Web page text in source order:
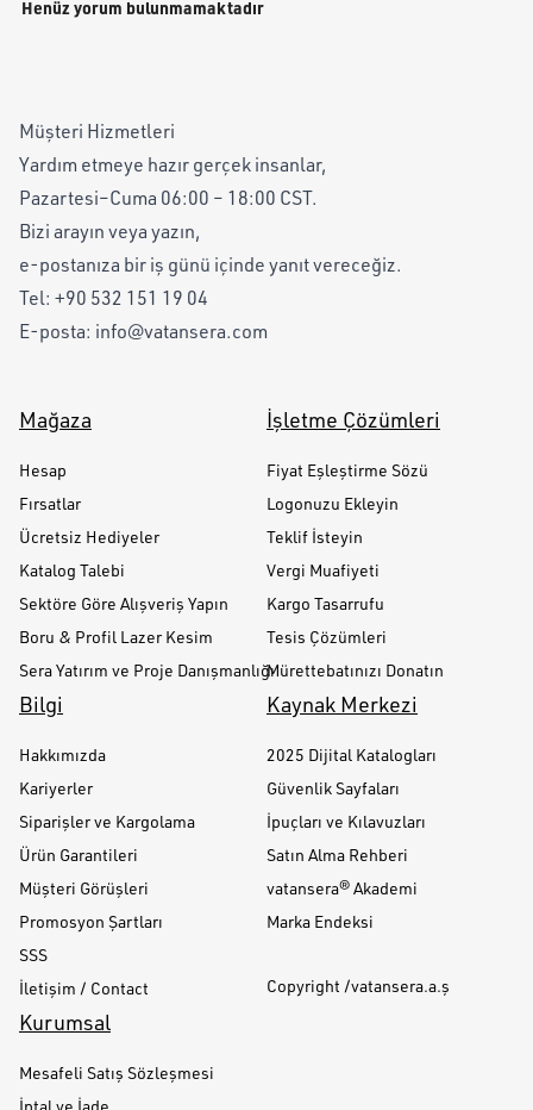
Henüz yorum bulunmamaktadır
Müşteri Hizmetleri
Yardım etmeye hazır gerçek insanlar,
Pazartesi–Cuma 06:00 – 18:00 CST.
Bizi arayın veya yazın,
e-postanıza bir iş günü içinde yanıt vereceğiz.
Tel: +90 532 151 19 04
E-posta: info@vatansera.com
Mağaza
Hesap
Fırsatlar
Ücretsiz Hediyeler
Katalog Talebi
Sektöre Göre Alışveriş Yapın
Boru & Profil Lazer Kesim
Sera Yatırım ve Proje Danışmanlığı
İşletme Çözümleri
Fiyat Eşleştirme Sözü
Logonuzu Ekleyin
Teklif İsteyin
Vergi Muafiyeti
Kargo Tasarrufu
Tesis Çözümleri
Mürettebatınızı Donatın
Bilgi
Hakkımızda
Kariyerler
Siparişler ve Kargolama
Ürün Garantileri
Müşteri Görüşleri
Promosyon Şartları
SSS
İletişim / Contact
Kaynak Merkezi
2025 Dijital Katalogları
Güvenlik Sayfaları
İpuçları ve Kılavuzları
Satın Alma Rehberi
vatansera® Akademi
Marka Endeksi
Copyright /vatansera.a.ş
Kurumsal
Mesafeli Satış Sözleşmesi
İptal ve İade